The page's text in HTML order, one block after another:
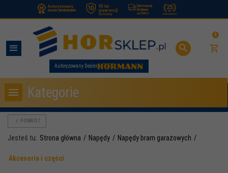
Autoryzowany Dealer
0
Kategorie
POWRÓT
Jesteś tu: Strona główna Napędy Napędy bram garażowych
Akcesoria i części